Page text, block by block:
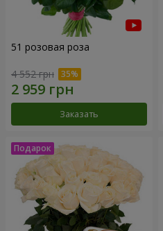
51 розовая роза
4 552 грн
Заказать